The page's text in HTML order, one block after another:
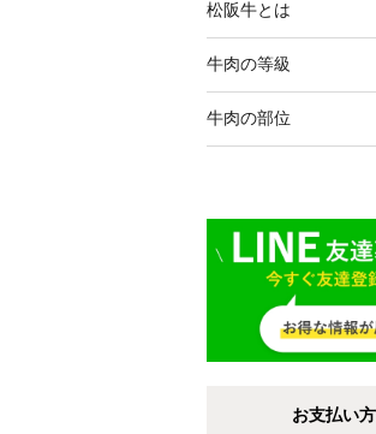
松阪牛とは
牛肉の等級
牛肉の部位
お支払い